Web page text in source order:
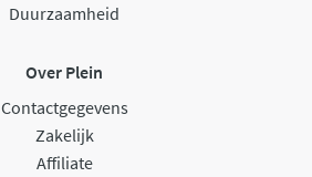
Duurzaamheid
Over Plein
Contactgegevens
Zakelijk
Affiliate